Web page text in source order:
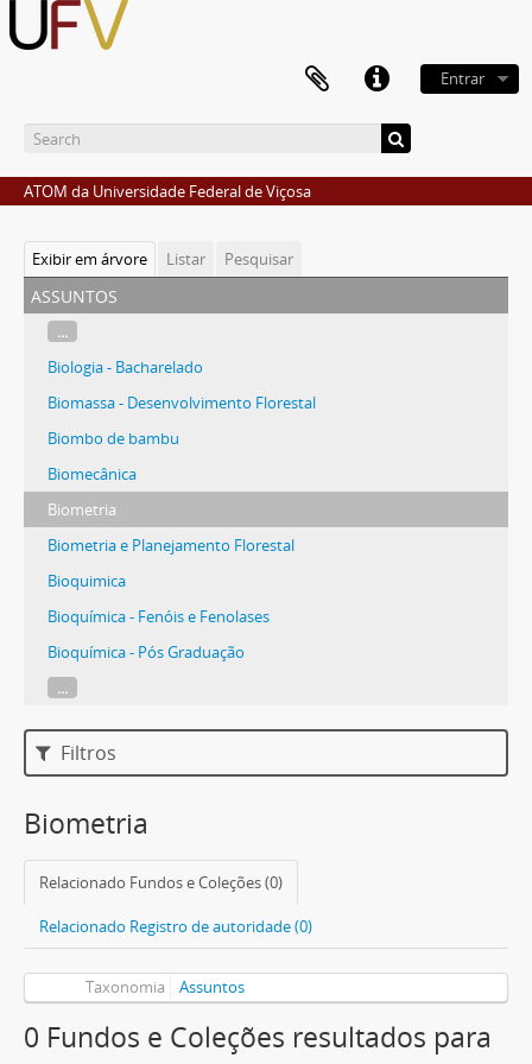
Entrar
ATOM da Universidade Federal de Viçosa
Exibir em árvore Listar Pesquisar
assuntos
...
Biologia - Bacharelado
Biomassa - Desenvolvimento Florestal
Biombo de bambu
Biomecânica
Biometria
Biometria e Planejamento Florestal
Bioquimica
Bioquímica - Fenóis e Fenolases
Bioquímica - Pós Graduação
...
Filtros
Biometria
Relacionado Fundos e Coleções (0)
Relacionado Registro de autoridade (0)
Taxonomia Assuntos
0 Fundos e Coleções resultados para